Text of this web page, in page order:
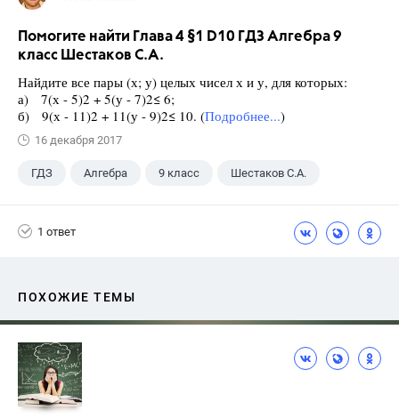
Помогите найти Глава 4 §1 D10 ГДЗ Алгебра 9
класс Шестаков С.А.
Найдите все пары (х; у) целых чисел х и у, для которых:
а) 7(х - 5)2 + 5(у - 7)2≤ 6;
б) 9(х - 11)2 + 11(у - 9)2≤ 10. (Подробнее...)
16 декабря 2017
ГДЗ Алгебра 9 класс Шестаков С.А.
1 ответ
ПОХОЖИЕ ТЕМЫ